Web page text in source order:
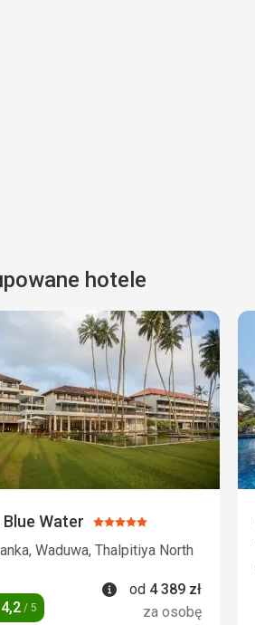
hotele
Blue Water Ocena:
5/5
Waduwa, Thalpitiya North
4,2 / 5
Informacje
od 4 389 zł
za osobę